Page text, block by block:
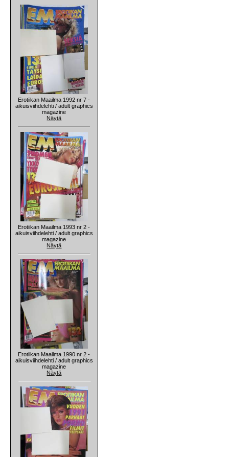
Erotiikan Maailma 1992 nr 7 -
aikuisviihdelehti / adult graphics
magazine
Näytä
Erotiikan Maailma 1993 nr 2 -
aikuisviihdelehti / adult graphics
magazine
Näytä
Erotiikan Maailma 1990 nr 2 -
aikuisviihdelehti / adult graphics
magazine
Näytä